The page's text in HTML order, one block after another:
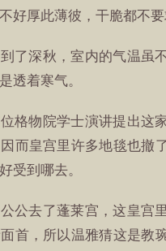
好厚此薄彼，干脆都不要
了深秋，室内的气温虽
透着寒气。
格物院学士演讲提出这
而皇宫里许多地毯也撤
受到哪去。
公去了蓬莱宫，这皇宫
首，所以温雅猜这是教